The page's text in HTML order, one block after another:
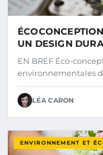
UN DESIGN
EN BREF Éco-
environnementales
LÉA CARON
ENVIRONNEMENT ET